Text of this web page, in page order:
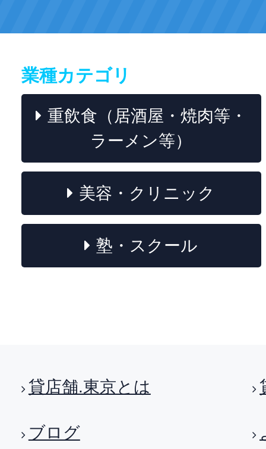
業種カテゴリ
重飲食（居酒屋・焼肉等・
ラーメン等）
美容・クリニック
塾・スクール
貸店舗.東京とは
ブログ